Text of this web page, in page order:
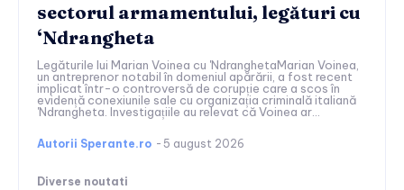
sectorul armamentului, legături cu
‘Ndrangheta
Legăturile lui Marian Voinea cu 'NdranghetaMarian Voinea,
un antreprenor notabil în domeniul apărării, a fost recent
implicat într-o controversă de corupție care a scos în
evidență conexiunile sale cu organizația criminală italiană
'Ndrangheta. Investigațiile au relevat că Voinea ar...
Autorii Sperante.ro - 5 august 2026
Diverse noutati